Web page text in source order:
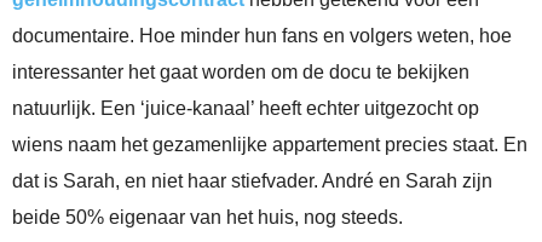
documentaire. Hoe minder hun fans en volgers weten, hoe
interessanter het gaat worden om de docu te bekijken
natuurlijk. Een ‘juice-kanaal’ heeft echter uitgezocht op
wiens naam het gezamenlijke appartement precies staat. En
dat is Sarah, en niet haar stiefvader. André en Sarah zijn
beide 50% eigenaar van het huis, nog steeds.